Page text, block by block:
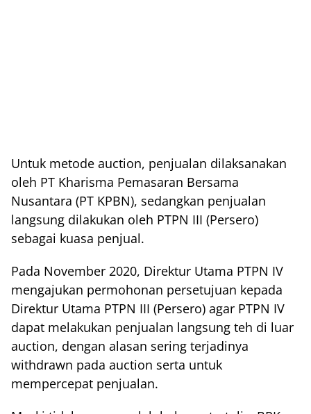
Untuk metode auction, penjualan dilaksanakan
oleh PT Kharisma Pemasaran Bersama
Nusantara (PT KPBN), sedangkan penjualan
langsung dilakukan oleh PTPN III (Persero)
sebagai kuasa penjual.
Pada November 2020, Direktur Utama PTPN IV
mengajukan permohonan persetujuan kepada
Direktur Utama PTPN III (Persero) agar PTPN IV
dapat melakukan penjualan langsung teh di luar
auction, dengan alasan sering terjadinya
withdrawn pada auction serta untuk
mempercepat penjualan.